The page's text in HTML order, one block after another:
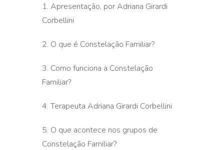
1. Apresentação, por Adriana Girardi
Corbellini
2. O que é Constelação Familiar?
3. Como funciona a Constelação
Familiar?
4. Terapeuta Adriana Girardi Corbellini
5. O que acontece nos grupos de
Constelação Familiar?